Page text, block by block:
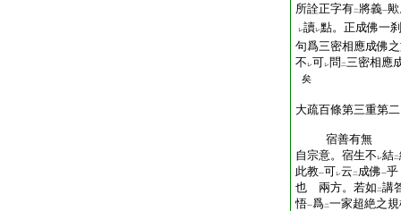
所詮正字有二將義一
レ讀レ點。正成佛一
句爲三密相應成佛
不 レ可レ問 二三密相應
矣
大疏百條第三重第二
宿善有無
自宗意。宿生不 レ結二
此教一可レ云 二 成佛一
也 兩方。若如 二講
悟一爲二一家超絶之